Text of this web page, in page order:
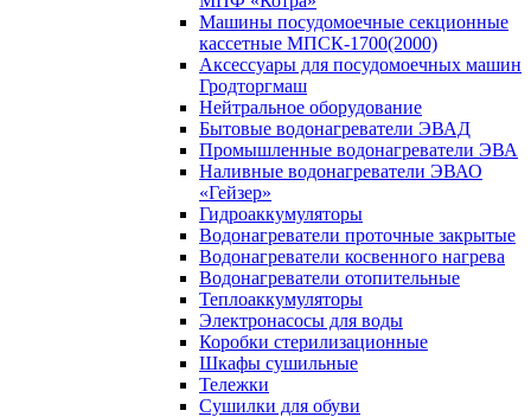
Машины посудомоечные секционные
кассетные МПСК-1700(2000)
Аксессуары для посудомоечных машин
Гродторгмаш
Нейтральное оборудование
Бытовые водонагреватели ЭВАД
Промышленные водонагреватели ЭВА
Наливные водонагреватели ЭВАО
«Гейзер»
Гидроаккумуляторы
Водонагреватели проточные закрытые
Водонагреватели косвенного нагрева
Водонагреватели отопительные
Теплоаккумуляторы
Электронасосы для воды
Коробки стерилизационные
Шкафы сушильные
Тележки
Сушилки для обуви